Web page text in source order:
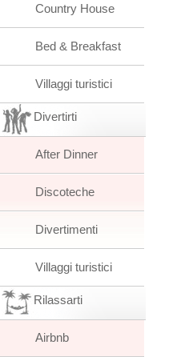
Country House
Bed & Breakfast
Villaggi turistici
Divertirti
After Dinner
Discoteche
Divertimenti
Villaggi turistici
Rilassarti
Airbnb